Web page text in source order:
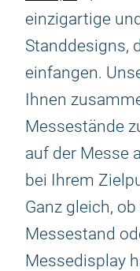
einzigartige
Standdesigns,
einfangen.
Ihnen
Messestände
auf der Messe
bei Ihrem
Ganz gleich,
Messestand
Messedisplay